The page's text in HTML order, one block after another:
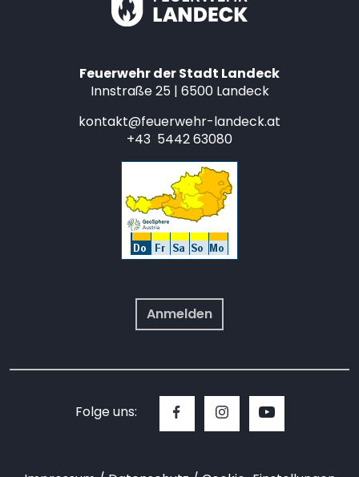
Feuerwehr der Stadt Landeck
Innstraße 25 | 6500 Landeck
kontakt@feuerwehr-landeck.at
+43 5442 63080
Anmelden
Folge uns: